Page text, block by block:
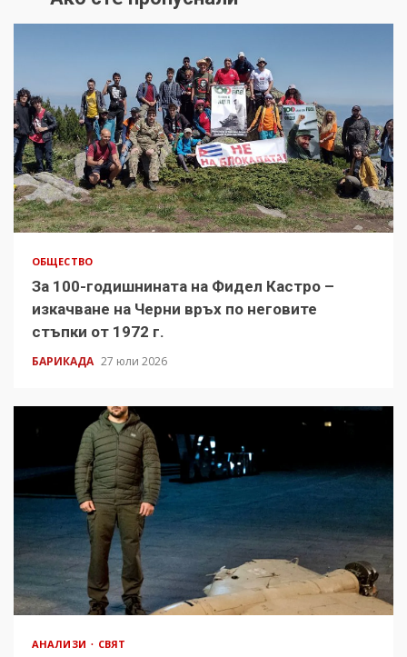
ОБЩЕСТВО
За 100-годишнината на Фидел Кастро –
изкачване на Черни връх по неговите
стъпки от 1972 г.
БАРИКАДА 27 юли 2026
АНАЛИЗИ СВЯТ